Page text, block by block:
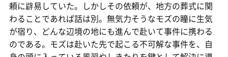
頼に辟易していた。しかしその依頼が、地方の葬式に関
わることであれば話は別。無気力そうなモズの瞳に生気
が宿り、どんな辺境の地にも進んで赴いて事件に携わる
のである。モズは赴いた先で起こる不可解な事件を、自